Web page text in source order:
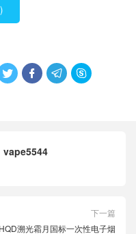
)
   
vape5544
下一篇
HQD溯光霜月国标一次性电子烟